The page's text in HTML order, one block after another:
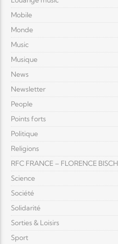
Mobile
Monde
Music
Musique
News
Newsletter
People
Points forts
Politique
Religions
RFC FRANCE – FLORENCE BISCH
Science
Société
Solidarité
Sorties & Loisirs
Sport